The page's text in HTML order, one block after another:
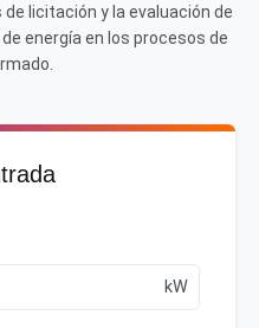
licitación y la evaluación de
energía en los procesos de